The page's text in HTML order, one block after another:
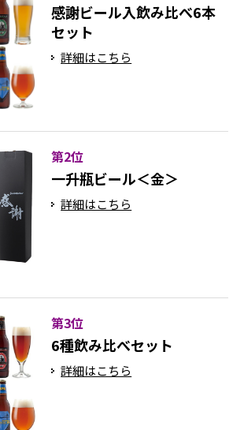
感謝ビール入飲み比べ6本
セット
詳細はこちら
第2位
一升瓶ビール＜金＞
詳細はこちら
第3位
6種飲み比べセット
詳細はこちら